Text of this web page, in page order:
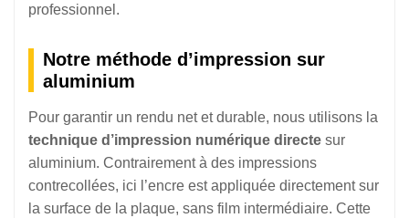
professionnel.
Notre méthode d’impression sur
aluminium
Pour garantir un rendu net et durable, nous utilisons la
technique d’impression numérique directe sur
aluminium. Contrairement à des impressions
contrecollées, ici l’encre est appliquée directement sur
la surface de la plaque, sans film intermédiaire. Cette